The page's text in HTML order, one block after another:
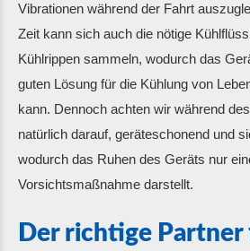
Vibrationen während der Fahrt
Zeit kann sich auch die nötige
Kühlrippen sammeln, wodurch das
guten Lösung für die Kühlung von
kann. Dennoch achten wir während
natürlich darauf, geräteschonend und
wodurch das Ruhen des Geräts nur
Vorsichtsmaßnahme darstellt.
Der richtige Partner